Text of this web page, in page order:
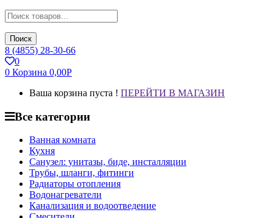
Поиск
8 (4855) 28-30-66
0
0 Корзина 0,00Р
Ваша корзина пуста ! ПЕРЕЙТИ В МАГАЗИН
Все категории
Ванная комната
Кухня
Санузел: унитазы, биде, инсталляции
Трубы, шланги, фитинги
Радиаторы отопления
Водонагреватели
Канализация и водоотведение